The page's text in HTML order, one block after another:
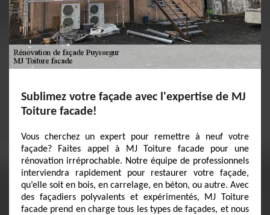
Sublimez votre façade avec l'expertise de MJ
Toiture facade!
Vous cherchez un expert pour remettre à neuf votre
façade? Faites appel à MJ Toiture facade pour une
rénovation irréprochable. Notre équipe de professionnels
interviendra rapidement pour restaurer votre façade,
qu’elle soit en bois, en carrelage, en béton, ou autre. Avec
des façadiers polyvalents et expérimentés, MJ Toiture
facade prend en charge tous les types de façades, et nous